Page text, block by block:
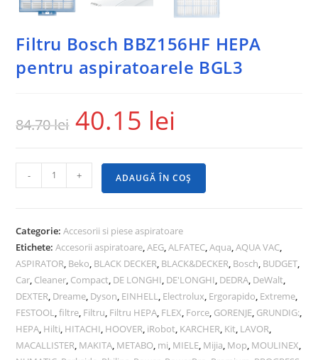
Filtru Bosch BBZ156HF HEPA
pentru aspiratoarele BGL3
84.70lei 40.15 lei
- + ADAUGĂ ÎN COȘ
Categorie:Accesorii si piese aspiratoare
Etichete:Accesorii aspiratoare,AEG,ALFATEC,Aqua,AQUA VAC,
ASPIRATOR, Beko, BLACK DECKER, BLACK&DECKER, Bosch, BUDGET,
Car, Cleaner, Compact, DE LONGHI, DE'LONGHI, DEDRA, DeWalt,
DEXTER, Dreame, Dyson, EINHELL, Electrolux, Ergorapido, Extreme,
FESTOOL,filtre, Filtru, Filtru HEPA, FLEX, Force, GORENJE, GRUNDIG:,
HEPA, Hilti, HITACHI, HOOVER, iRobot, KARCHER, Kit, LAVOR,
MACALLISTER, MAKITA, METABO, mi, MIELE, Mijia, Mop, MOULINEX,